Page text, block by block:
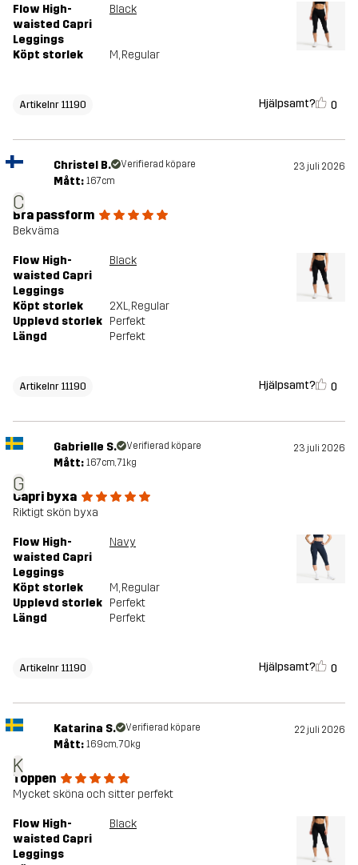
Flow High-
waisted Capri
Leggings
Black
Köpt storlek M, Regular
Artikelnr 11190 Hjälpsamt? 0
C
Christel B. Verifierad köpare 23 juli 2026
Mått: 167cm
Bra passform
Bekväma
Flow High-
waisted Capri
Leggings
Black
Köpt storlek 2XL, Regular
Upplevd storlek Perfekt
Längd
Perfekt
Artikelnr 11190 Hjälpsamt? 0
G
Gabrielle S. Verifierad köpare 23 juli 2026
Mått: 167cm, 71kg
Capri byxa
Riktigt skön byxa
Flow High-
waisted Capri
Leggings
Navy
Köpt storlek M, Regular
Upplevd storlek Perfekt
Längd
Perfekt
Artikelnr 11190 Hjälpsamt? 0
K
Katarina S. Verifierad köpare 22 juli 2026
Mått: 169cm, 70kg
Toppen
Mycket sköna och sitter perfekt
Flow High-
waisted Capri
Leggings
Black